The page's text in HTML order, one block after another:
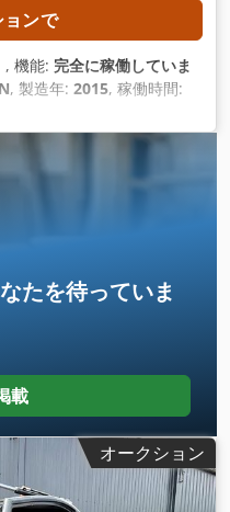
ョンで
, 機能: 完全に稼働していま
, 製造年: 2015, 稼働時間:
ラム）
類:ガス, マスト型式:トリ
たを待っていま
載
オークション